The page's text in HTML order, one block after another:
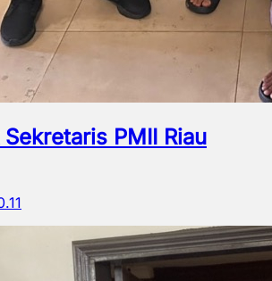
PMII Riau